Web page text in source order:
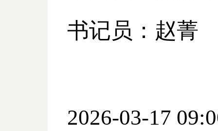
书记员：赵菁
2026-03-17